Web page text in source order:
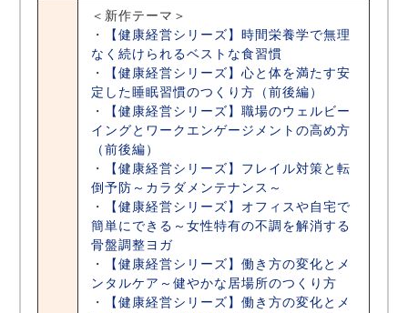
＜新作テーマ＞
・
【健康経営シリーズ】時間栄養学で無理
なく続けられるベストな食習慣
・
【健康経営シリーズ】心と体を満たす安
定した睡眠習慣のつくり方（前後編）
・
【健康経営シリーズ】職場のウェルビー
イングとワークエンゲージメントの高め方
（前後編）
・
【健康経営シリーズ】フレイル対策と転
倒予防～カラダメンテナンス～
・
【健康経営シリーズ】オフィスや自宅で
簡単にできる～女性特有の不調を解消する
骨盤調整ヨガ
・
【健康経営シリーズ】働き方の変化とメ
ンタルケア～健やかな居場所のつくり方
・
【健康経営シリーズ】働き方の変化とメ